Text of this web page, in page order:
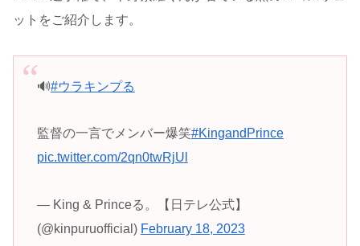
ットをご紹介します。
🔊#ウラキンプる
監督の一言でメンバー爆笑#KingandPrince
pic.twitter.com/2qn0twRjUl
— King & Princeる。【日テレ公式】
(@kinpuruofficial) February 18, 2023